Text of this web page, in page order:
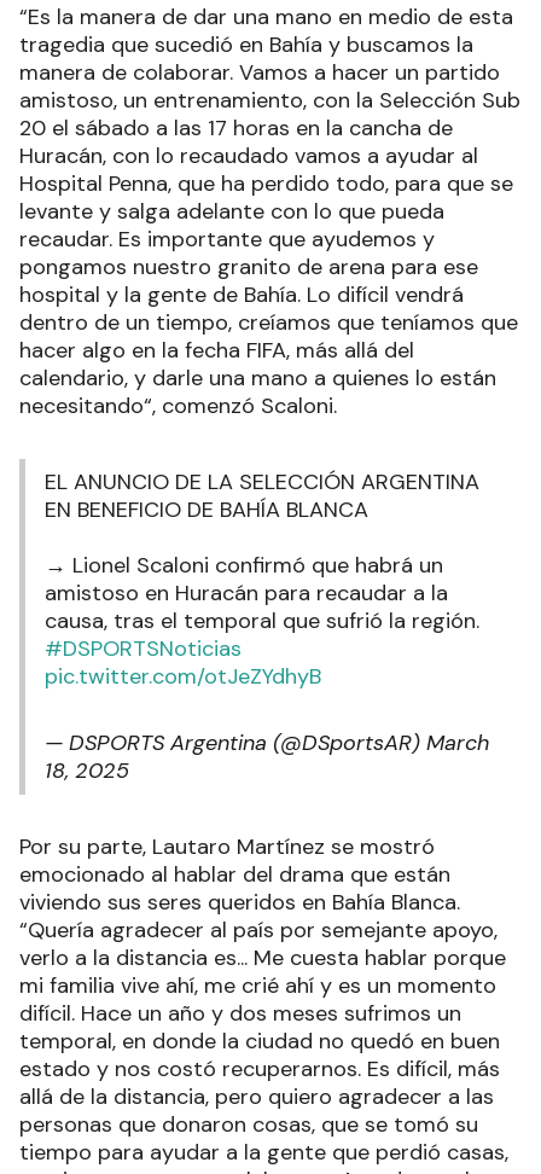
“Es la manera de dar una mano en medio de esta
tragedia que sucedió en Bahía y buscamos la
manera de colaborar. Vamos a hacer un partido
amistoso, un entrenamiento, con la Selección Sub
20 el sábado a las 17 horas en la cancha de
Huracán, con lo recaudado vamos a ayudar al
Hospital Penna, que ha perdido todo, para que se
levante y salga adelante con lo que pueda
recaudar. Es importante que ayudemos y
pongamos nuestro granito de arena para ese
hospital y la gente de Bahía. Lo difícil vendrá
dentro de un tiempo, creíamos que teníamos que
hacer algo en la fecha FIFA, más allá del
calendario, y darle una mano a quienes lo están
necesitando“, comenzó Scaloni.
EL ANUNCIO DE LA SELECCIÓN ARGENTINA
EN BENEFICIO DE BAHÍA BLANCA
→ Lionel Scaloni confirmó que habrá un
amistoso en Huracán para recaudar a la
causa, tras el temporal que sufrió la región.
#DSPORTSNoticias
pic.twitter.com/otJeZYdhyB
— DSPORTS Argentina (@DSportsAR) March
18, 2025
Por su parte, Lautaro Martínez se mostró
emocionado al hablar del drama que están
viviendo sus seres queridos en Bahía Blanca.
“Quería agradecer al país por semejante apoyo,
verlo a la distancia es... Me cuesta hablar porque
mi familia vive ahí, me crié ahí y es un momento
difícil. Hace un año y dos meses sufrimos un
temporal, en donde la ciudad no quedó en buen
estado y nos costó recuperarnos. Es difícil, más
allá de la distancia, pero quiero agradecer a las
personas que donaron cosas, que se tomó su
tiempo para ayudar a la gente que perdió casas,